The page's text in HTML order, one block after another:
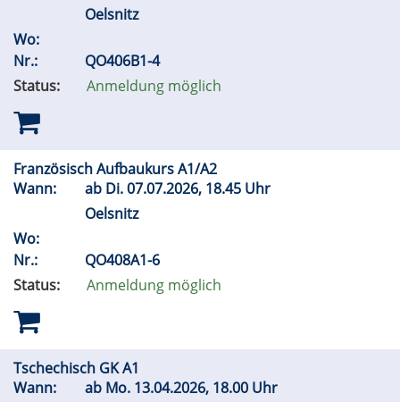
Oelsnitz
Wo:
Nr.:
QO406B1-4
Status:
Anmeldung möglich
Französisch Aufbaukurs A1/A2
Wann:
ab Di.07.07.2026, 18.45 Uhr
Oelsnitz
Wo:
Nr.:
QO408A1-6
Status:
Anmeldung möglich
Tschechisch GK A1
Wann:
ab Mo. 13.04.2026, 18.00 Uhr